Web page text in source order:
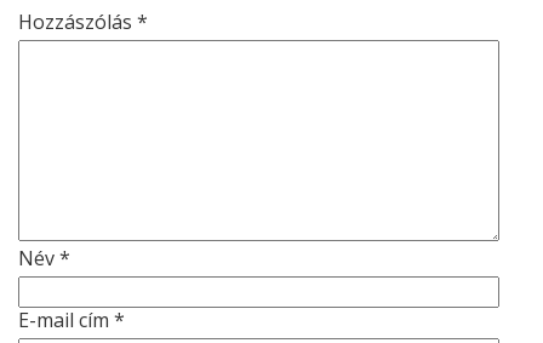
Hozzászólás *
Név*
E-mail cím *